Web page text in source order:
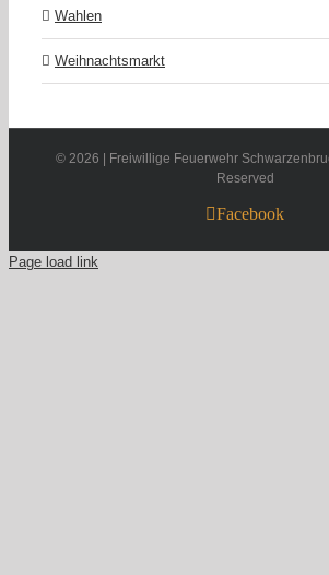
Wahlen
Weihnachtsmarkt
© 2026 | Freiwillige Feuerwehr
Reserved
Facebook
Page load link